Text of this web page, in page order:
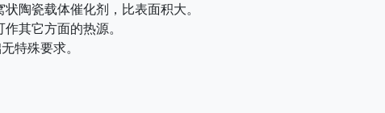
陶瓷载体催化剂，比表面积大。
其它方面的热源。
特殊要求。